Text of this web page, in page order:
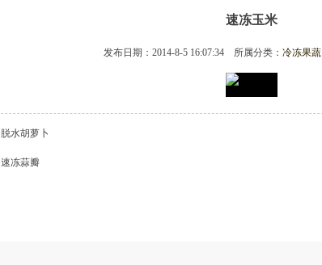
速冻玉米
发布日期：2014-8-5 16:07:34 所属分类： 冷冻果蔬
脱水胡萝卜
速冻蒜瓣